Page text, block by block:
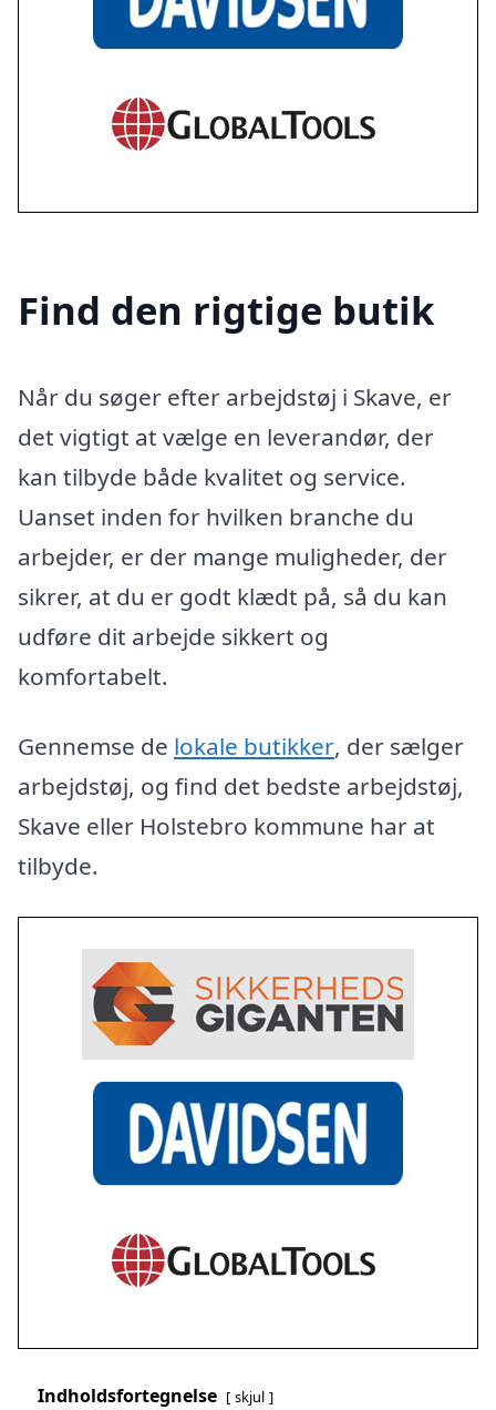
Find den rigtige butik
Når du søger efter arbejdstøj i Skave, er
det vigtigt at vælge en leverandør, der
kan tilbyde både kvalitet og service.
Uanset inden for hvilken branche du
arbejder, er der mange muligheder, der
sikrer, at du er godt klædt på, så du kan
udføre dit arbejde sikkert og
komfortabelt.
Gennemse de lokale butikker, der sælger
arbejdstøj, og find det bedste arbejdstøj,
Skave eller Holstebro kommune har at
tilbyde.
Indholdsfortegnelse skjul